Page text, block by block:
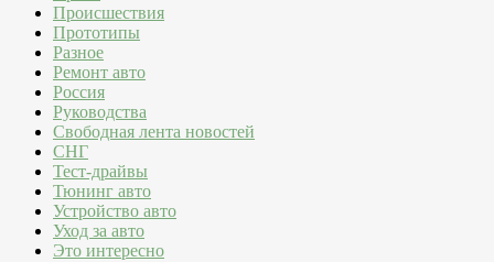
Происшествия
Прототипы
Разное
Ремонт авто
Россия
Руководства
Свободная лента новостей
СНГ
Тест-драйвы
Тюнинг авто
Устройство авто
Уход за авто
Это интересно